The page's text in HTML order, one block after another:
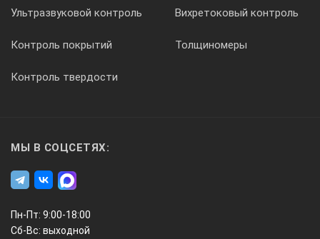
Ультразвуковой контроль Вихретоковый контроль
Контроль покрытий Толщиномеры
Контроль твердости
МЫ В СОЦСЕТЯХ:
Пн-Пт: 9:00-18:00
Сб-Вс: выходной